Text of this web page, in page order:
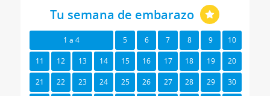
Tu semana de embarazo
1 a 4 5 6 7 8 9 10
11 12 13 14 15 16 17 18 19 20
21 22 23 24 25 26 27 28 29 30